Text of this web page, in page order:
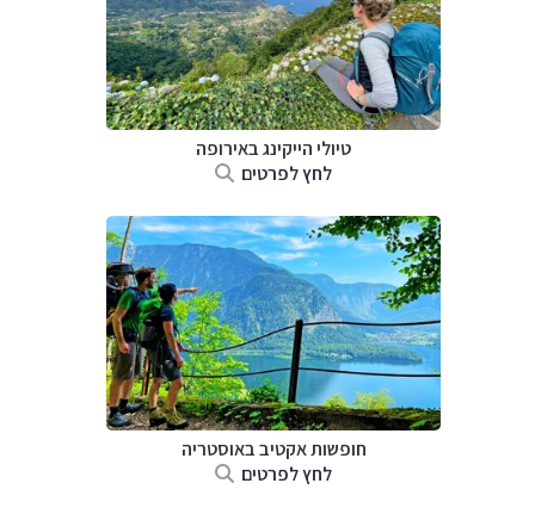
טיולי הייקינג באירופה
לחץ לפרטים
חופשות אקטיב באוסטריה
לחץ לפרטים